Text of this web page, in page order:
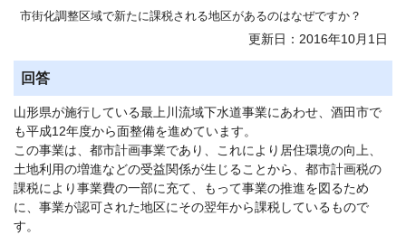
市街化調整区域で新たに課税される地区があるのはなぜですか？
更新日：2016年10月1日
回答
山形県が施行している最上川流域下水道事業にあわせ、酒田市で
も平成12年度から面整備を進めています。
この事業は、都市計画事業であり、これにより居住環境の向上、
土地利用の増進などの受益関係が生じることから、都市計画税の
課税により事業費の一部に充て、もって事業の推進を図るため
に、事業が認可された地区にその翌年から課税しているもので
す。